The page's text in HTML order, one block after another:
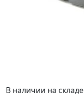
В наличии на складе